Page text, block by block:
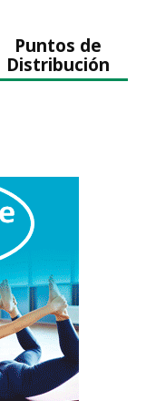
Puntos de
Distribución